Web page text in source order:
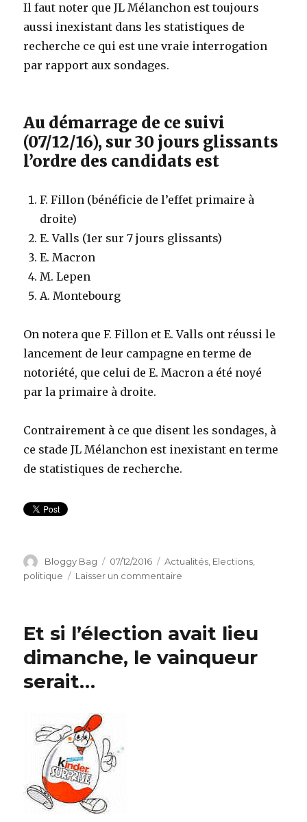
Il faut noter que JL Mélanchon est toujours
aussi inexistant dans les statistiques de
recherche ce qui est une vraie interrogation
par rapport aux sondages.
Au démarrage de ce suivi
(07/12/16), sur 30 jours glissants
l’ordre des candidats est
F. Fillon (bénéficie de l’effet primaire à
droite)
E. Valls (1er sur 7 jours glissants)
E. Macron
M. Lepen
A. Montebourg
On notera que F. Fillon et E. Valls ont réussi le
lancement de leur campagne en terme de
notoriété, que celui de E. Macron a été noyé
par la primaire à droite.
Contrairement à ce que disent les sondages, à
ce stade JL Mélanchon est inexistant en terme
de statistiques de recherche.
Auteur
Bloggy Bag
Publié
le
07/12/2016 Catégories
Actualités Elections
politique
Laisser un commentaire
internet
:
observatoire
Et si l’élection avait lieu
dimanche, le vainqueur
serait…